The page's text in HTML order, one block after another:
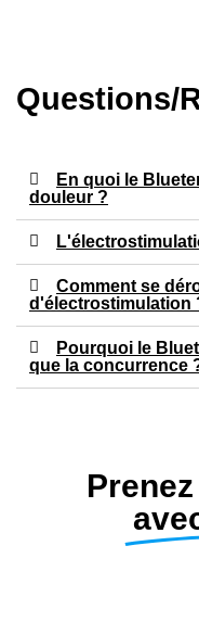
Questions/
En quoi le
douleur ?
Comment se
d'électrostimulation
Pourquoi le
que la concurrence